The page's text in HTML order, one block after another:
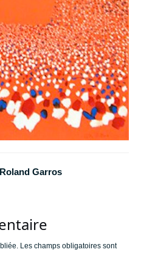
Garros
Les champs obligatoires sont